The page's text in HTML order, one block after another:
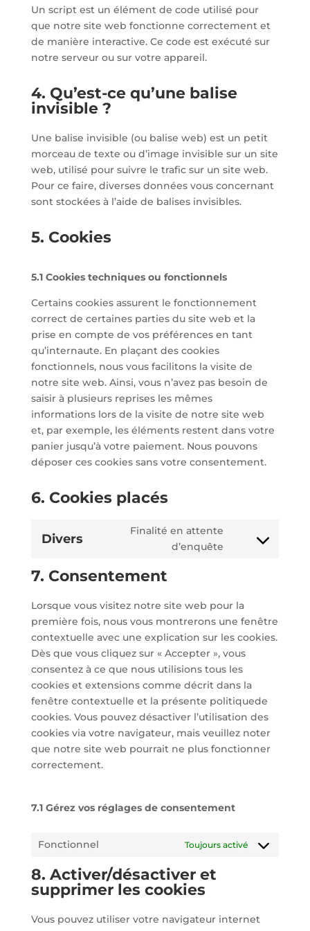
Un script est un élément de code utilisé pour
que notre site web fonctionne correctement et
de manière interactive. Ce code est exécuté sur
notre serveur ou sur votre appareil.
4. Qu’est-ce qu’une balise
invisible ?
Une balise invisible (ou balise web) est un petit
morceau de texte ou d’image invisible sur un site
web, utilisé pour suivre le trafic sur un site web.
Pour ce faire, diverses données vous concernant
sont stockées à l’aide de balises invisibles.
5. Cookies
5.1 Cookies techniques ou fonctionnels
Certains cookies assurent le fonctionnement
correct de certaines parties du site web et la
prise en compte de vos préférences en tant
qu’internaute. En plaçant des cookies
fonctionnels, nous vous facilitons la visite de
notre site web. Ainsi, vous n’avez pas besoin de
saisir à plusieurs reprises les mêmes
informations lors de la visite de notre site web
et, par exemple, les éléments restent dans votre
panier jusqu’à votre paiement. Nous pouvons
déposer ces cookies sans votre consentement.
6. Cookies placés
Divers
Finalité en attente
d’enquête
Consent
7. Consentement
Lorsque vous visitez notre site web pour la
première fois, nous vous montrerons une fenêtre
contextuelle avec une explication sur les cookies.
Dès que vous cliquez sur « Accepter », vous
consentez à ce que nous utilisions tous les
cookies et extensions comme décrit dans la
fenêtre contextuelle et la présente politiquede
cookies. Vous pouvez désactiver l’utilisation des
cookies via votre navigateur, mais veuillez noter
que notre site web pourrait ne plus fonctionner
correctement.
7.1 Gérez vos réglages de consentement
Fonctionnel Toujours activé
8. Activer/désactiver et
supprimer les cookies
Vous pouvez utiliser votre navigateur internet